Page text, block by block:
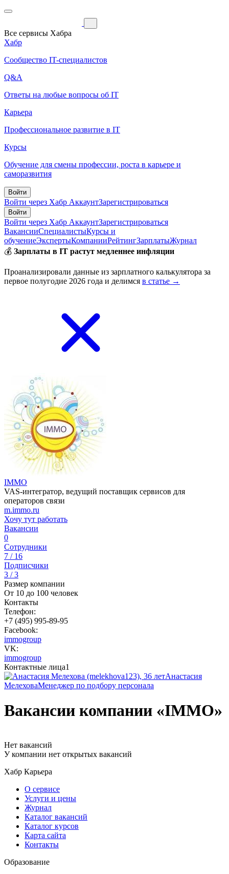
Все сервисы Хабра
Хабр
Сообщество IT-специалистов
Q&A
Ответы на любые вопросы об IT
Карьера
Профессиональное развитие в IT
Курсы
Обучение для смены профессии, роста в карьере и
саморазвития
Войти
Войти через Хабр АккаунтЗарегистрироваться
Войти
Войти через Хабр АккаунтЗарегистрироваться
ВакансииСпециалистыКурсы и
обучениеЭкспертыКомпанииРейтингЗарплатыЖурнал
💰 Зарплаты в IT растут медленнее инфляции
Проанализировали данные из зарплатного калькулятора за
первое полугодие 2026 года и делимся в статье →
IMMO
VAS-интегратор, ведущий поставщик сервисов для
операторов связи
m.immo.ru
Хочу тут работать
Вакансии
0
Сотрудники
7 / 16
Подписчики
3 / 3
Размер компании
От 10 до 100 человек
Контакты
Телефон:
+7 (495) 995-89-95
Facebook:
immogroup
VK:
immogroup
Контактные лица1
Анастасия
МелеховаМенеджер по подбору персонала
Вакансии компании «IMMO»
Нет вакансий
У компании нет открытых вакансий
Хабр Карьера
О сервисе
Услуги и цены
Журнал
Каталог вакансий
Каталог курсов
Карта сайта
Контакты
Образование